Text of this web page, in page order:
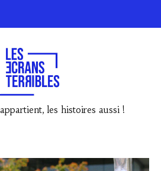
les histoires aussi !